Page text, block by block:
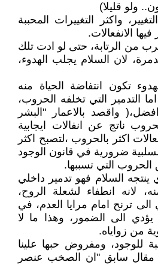
ولو قليلا)
واكثر التغييرات المحببة
الانفعالات.
من الرتابة، حتى لو ادت تلك
لان السلام يجلب الهدوء،
تكون انتفاضة الحياة منه
التدمير التي تخلفه الحروب،
واقصد بالاعمار "البشر
ناتج عن انفالات ايجابية
اكثر بالحروب ،لتصبح اكثر
ضرورية في قانون الوجود
التي تسببها.
ينتجه السلام فهو تدمير داخلي
لانه انطفاء لشعلة الروح،
ترنح امام مرايا العدم، في
الى الضمور، وهذا ما لا
من زواياه.
للوجود، ومفروض حبها علينا
مقال سابق "ان الصخب عنصر